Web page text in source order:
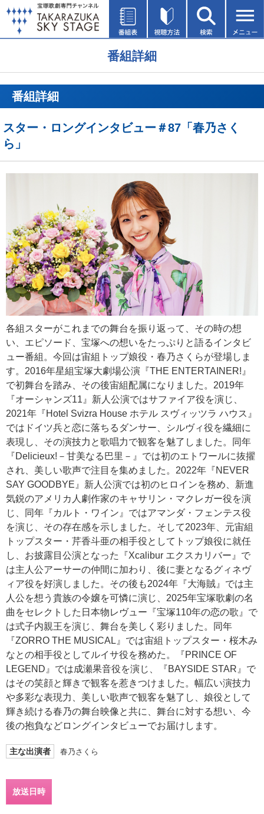
番組詳細
番組詳細
スター・ロングインタビュー＃87「春乃さく
ら」
各組スターがこれまでの舞台を振り返って、その時の想
い、エピソード、宝塚への想いをたっぷりと語るインタビ
ュー番組。今回は宙組トップ娘役・春乃さくらが登場しま
す。2016年星組宝塚大劇場公演『THE ENTERTAINER!』
で初舞台を踏み、その後宙組配属になりました。2019年
『オーシャンズ11』新人公演ではサファイア役を演じ、
2021年『Hotel Svizra House ホテル スヴィッツラ ハウス』
ではドイツ兵と恋に落ちるダンサー、シルヴィ役を繊細に
表現し、その演技力と歌唱力で観客を魅了しました。同年
『Delicieux!－甘美なる巴里－』では初のエトワールに抜擢
され、美しい歌声で注目を集めました。2022年『NEVER
SAY GOODBYE』新人公演では初のヒロインを務め、新進
気鋭のアメリカ人劇作家のキャサリン・マクレガー役を演
じ、同年『カルト・ワイン』ではアマンダ・フェンテス役
を演じ、その存在感を示しました。そして2023年、元宙組
トップスター・芹香斗亜の相手役としてトップ娘役に就任
し、お披露目公演となった『Xcalibur エクスカリバー』で
は主人公アーサーの仲間に加わり、後に妻となるグィネヴ
ィア役を好演しました。その後も2024年『大海賊』では主
人公を想う貴族の令嬢を可憐に演じ、2025年宝塚歌劇の名
曲をセレクトした日本物レヴュー『宝塚110年の恋の歌』で
は式子内親王を演じ、舞台を美しく彩りました。同年
『ZORRO THE MUSICAL』では宙組トップスター・桜木み
なとの相手役としてルイサ役を務めた。『PRINCE OF
LEGEND』では成瀬果音役を演じ、『BAYSIDE STAR』で
はその笑顔と輝きで観客を惹きつけました。幅広い演技力
や多彩な表現力、美しい歌声で観客を魅了し、娘役として
輝き続ける春乃の舞台映像と共に、舞台に対する想い、今
後の抱負などロングインタビューでお届けします。
主な出演者 春乃さくら
放送日時